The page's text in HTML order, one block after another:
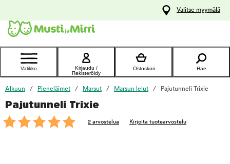
Ota yhteyttä
asiakaspalveluun
Valitse myymälä
Valikko
Kirjaudu /
Rekisteröidy
Ostoskori Hae
Alkuun Pieneläimet Marsut Marsun lelut Pajutunneli Trixie
Pajutunneli Trixie
2 arvostelua Kirjoita tuotearvostelu
foo